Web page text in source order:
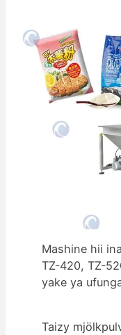
Mashine hii
TZ-420, TZ-
yake ya
Taizy